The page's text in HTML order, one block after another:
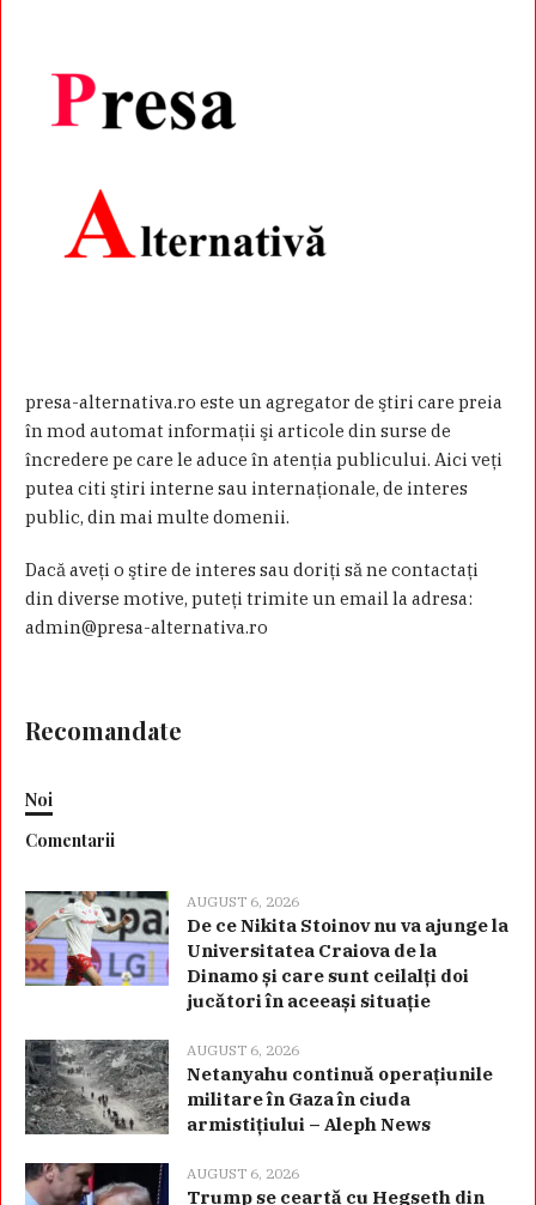
presa-alternativa.ro este un agregator de ştiri care preia
în mod automat informaţii şi articole din surse de
încredere pe care le aduce în atenţia publicului. Aici veţi
putea citi ştiri interne sau internaţionale, de interes
public, din mai multe domenii.
Dacă aveţi o ştire de interes sau doriţi să ne contactaţi
din diverse motive, puteţi trimite un email la adresa:
admin@presa-alternativa.ro
Recomandate
Noi
Comentarii
AUGUST 6, 2026
De ce Nikita Stoinov nu va ajunge la
Universitatea Craiova de la
Dinamo și care sunt ceilalți doi
jucători în aceeași situație
AUGUST 6, 2026
Netanyahu continuă operațiunile
militare în Gaza în ciuda
armistițiului – Aleph News
AUGUST 6, 2026
Trump se ceartă cu Hegseth din